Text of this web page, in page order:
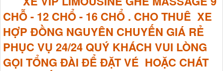
CHỖ - 12 CHỔ - 16 CHỔ . CHO THUÊ XE
HỢP ĐỒNG NGUYÊN CHUYẾN GIÁ RẺ
PHỤC VỤ 24/24 QUÝ KHÁCH VUI LÒNG
GỌI TỔNG ĐÀI ĐỂ ĐẶT VÉ HOẶC CHÁT